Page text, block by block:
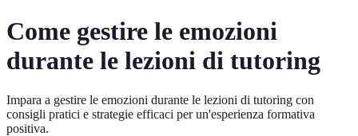
Come gestire le emozioni
durante le lezioni di tutoring
Impara a gestire le emozioni durante le lezioni di tutoring con
consigli pratici e strategie efficaci per un'esperienza formativa
positiva.